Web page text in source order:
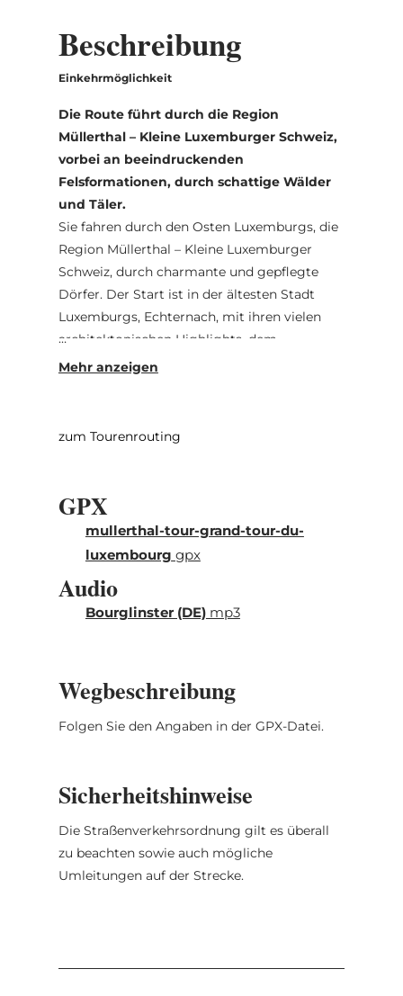
Beschreibung
Einkehrmöglichkeit
Die Route führt durch die Region
Müllerthal – Kleine Luxemburger Schweiz,
vorbei an beeindruckenden
Felsformationen, durch schattige Wälder
und Täler.
Sie fahren durch den Osten Luxemburgs, die
Region Müllerthal – Kleine Luxemburger
Schweiz, durch charmante und gepflegte
Dörfer. Der Start ist in der ältesten Stadt
Luxemburgs, Echternach, mit ihren vielen
architektonischen Highlights, dem
beschaulichen Markplatz und der Rue de la
Highlights des Mëllerdall UNESCO Global
mehr Zeit einplanen sollte, als nur für einen
Fotostopp. Bourglinster und sein Schloss
bestechen durch mittelalterliches Flair. Auf
Plateaus, an blühenden Wiesen und Feldern
entlang geht es zurück in die Abteistadt
Echternach.
Strecke dem Verlauf der "Grand Tour du
Luxembourg".
Christnach, Beaufort, Reisdorf, Folkendange,
Nommern, Larochette, Heffingen, Fischbach,
Bourglinster, Junglinster, Mompach,
Echternach.
zum Tourenrouting
GPX
mullerthal-tour-grand-tour-du-
luxembourg gpx
Audio
Bourglinster (DE)mp3
Wegbeschreibung
Folgen Sie den Angaben in der GPX-Datei.
Sicherheitshinweise
Die Straßenverkehrsordnung gilt es überall
zu beachten sowie auch mögliche
Umleitungen auf der Strecke.